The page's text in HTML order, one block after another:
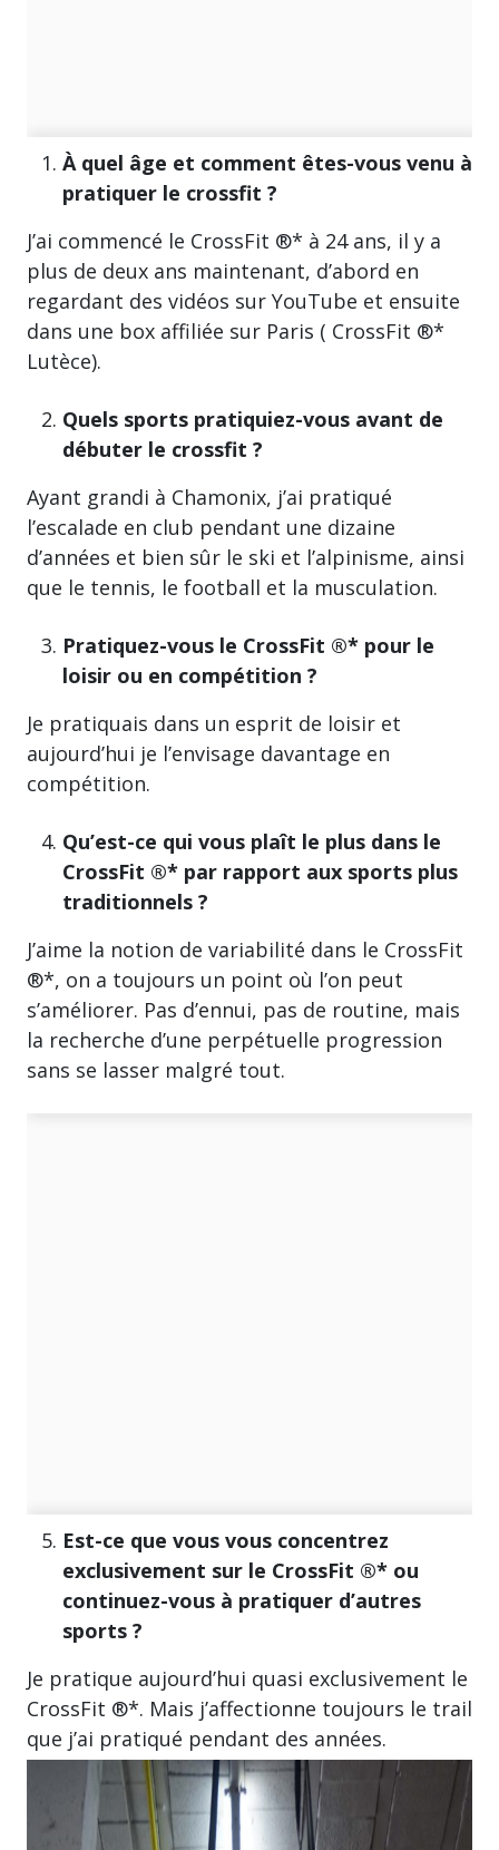
À quel âge et comment êtes-vous venu à
pratiquer le crossfit ?
J’ai commencé le CrossFit ®* à 24 ans, il y a
plus de deux ans maintenant, d’abord en
regardant des vidéos sur YouTube et ensuite
dans une box affiliée sur Paris ( CrossFit ®*
Lutèce).
Quels sports pratiquiez-vous avant de
débuter le crossfit ?
Ayant grandi à Chamonix, j’ai pratiqué
l’escalade en club pendant une dizaine
d’années et bien sûr le ski et l’alpinisme, ainsi
que le tennis, le football et la musculation.
Pratiquez-vous le CrossFit ®* pour le
loisir ou en compétition ?
Je pratiquais dans un esprit de loisir et
aujourd’hui je l’envisage davantage en
compétition.
Qu’est-ce qui vous plaît le plus dans le
CrossFit ®* par rapport aux sports plus
traditionnels ?
J’aime la notion de variabilité dans le CrossFit
®*, on a toujours un point où l’on peut
s’améliorer. Pas d’ennui, pas de routine, mais
la recherche d’une perpétuelle progression
sans se lasser malgré tout.
Est-ce que vous vous concentrez
exclusivement sur le CrossFit ®* ou
continuez-vous à pratiquer d’autres
sports ?
Je pratique aujourd’hui quasi exclusivement le
CrossFit ®*. Mais j’affectionne toujours le trail
que j’ai pratiqué pendant des années.